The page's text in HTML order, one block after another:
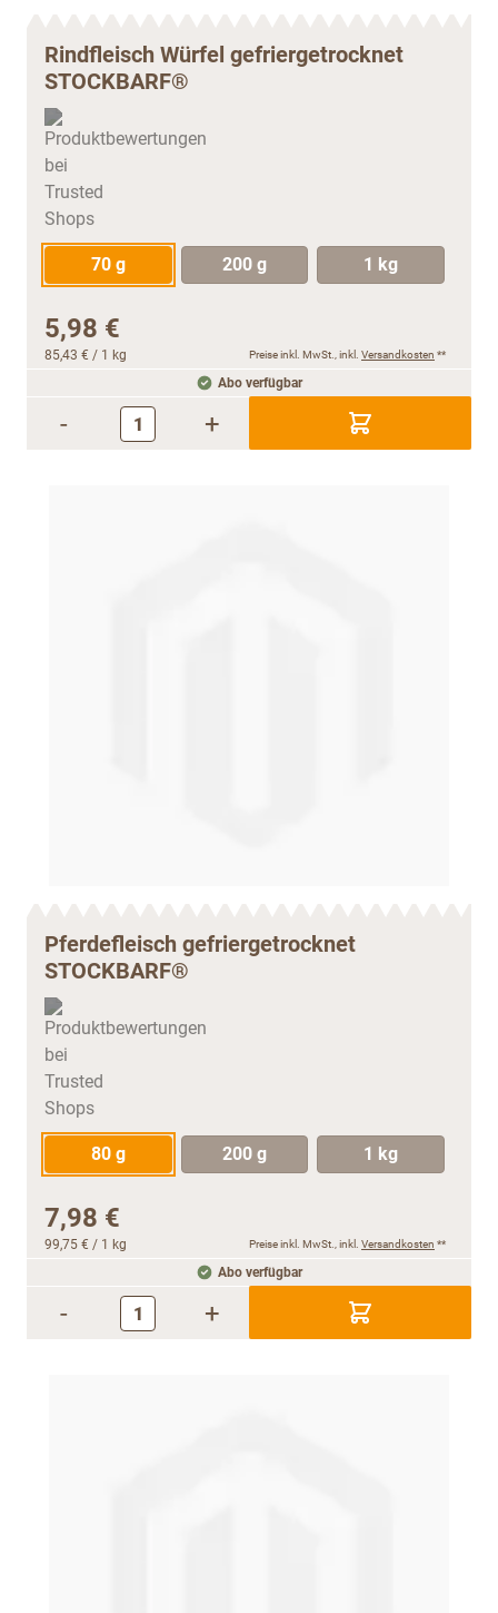
Rindfleisch Würfel gefriergetrocknet
STOCKBARF®
70 g 200 g 1 kg
5,98 €
85,43 € / 1 kg Preise inkl. MwSt., inkl. Versandkosten **
Abo verfügbar
- +
Pferdefleisch gefriergetrocknet
STOCKBARF®
80 g 200 g 1 kg
7,98 €
99,75 € / 1 kg Preise inkl. MwSt., inkl. Versandkosten **
Abo verfügbar
- +